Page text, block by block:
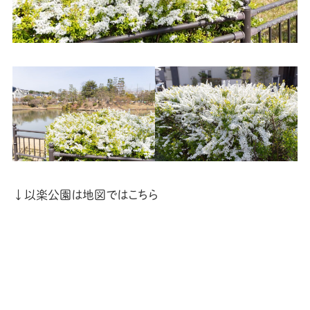
↓以楽公園は地図ではこちら